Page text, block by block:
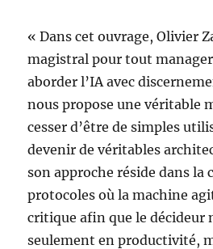
« Dans cet ouvrage, Olivier
magistral pour tout
aborder l’IA avec
nous propose une véritable
cesser d’être de simples
devenir de véritables
son approche réside dans la
protocoles où la machine
critique afin que le décideur
seulement en productivité,